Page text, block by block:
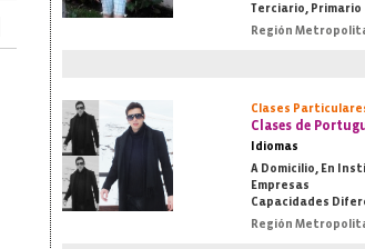
Terciario, Primario
Región
Clases
Clases de
Idiomas
A Domicilio, En
Empresas
Capacidades
Región